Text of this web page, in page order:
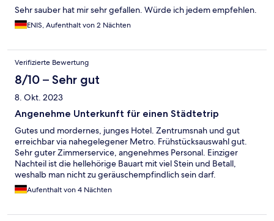
Sehr sauber hat mir sehr gefallen. Würde ich jedem empfehlen.
ENIS, Aufenthalt von 2 Nächten
Verifizierte Bewertung
8/10 – Sehr gut
8. Okt. 2023
Angenehme Unterkunft für einen Städtetrip
Gutes und mordernes, junges Hotel. Zentrumsnah und gut
erreichbar via nahegelegener Metro. Frühstücksauswahl gut.
Sehr guter Zimmerservice, angenehmes Personal. Einziger
Nachteil ist die hellehörige Bauart mit viel Stein und Betall,
weshalb man nicht zu geräuschempfindlich sein darf.
Aufenthalt von 4 Nächten